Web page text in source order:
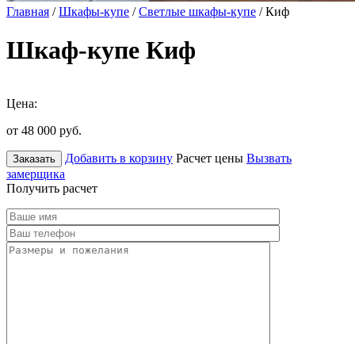
Главная /Шкафы-купе /Светлые шкафы-купе / Киф
Шкаф-купе Киф
Цена:
от 48 000 руб.
Заказать Добавить в корзину Расчет цены Вызвать
замерщика
Получить расчет